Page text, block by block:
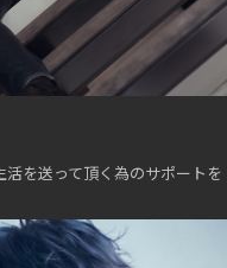
を送って頂く為のサポートを